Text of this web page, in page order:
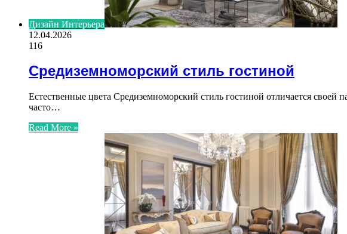
Дизайн Интерьера
12.04.2026
116
Средиземноморский стиль гостиной
Естественные цвета Средиземноморский стиль гостиной отличается
часто…
Read More »